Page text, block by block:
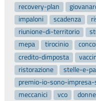
recovery-plan
impaloni
scadenza
riunione-di-territorio
mepa
tirocinio
credito-dimposta
ristorazione
stelle-e-
premio-io-sono-
meccanici
vco donne